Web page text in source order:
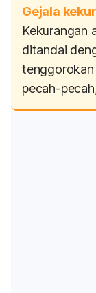
Gejala
Kekurangan
ditandai
tenggorokan
pecah-